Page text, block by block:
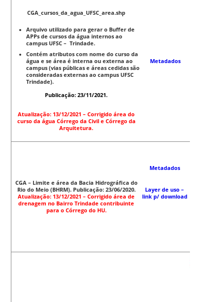
CGA_cursos_da_agua_UFSC_area.shp
Arquivo utilizado para gerar o Buffer de
APPs de cursos da água internos ao
campus UFSC – Trindade.
Contém atributos com nome do curso da
água e se área é interna ou externa ao
campus (vias públicas e áreas cedidas são
consideradas externas ao campus UFSC
Trindade).
Publicação: 23/11/2021.
Atualização: 13/12/2021 – Corrigido área do
curso da água Córrego da Civil e Córrego da
Arquitetura.
Metadados
CGA – Limite e área da Bacia Hidrográfica do
Rio do Meio (BHRM). Publicação: 23/06/2020.
Atualização: 13/12/2021 – Corrigido área de
drenagem no Bairro Trindade contribuinte
para o Córrego do HU.
Metadados
Layer de uso –
link p/ download